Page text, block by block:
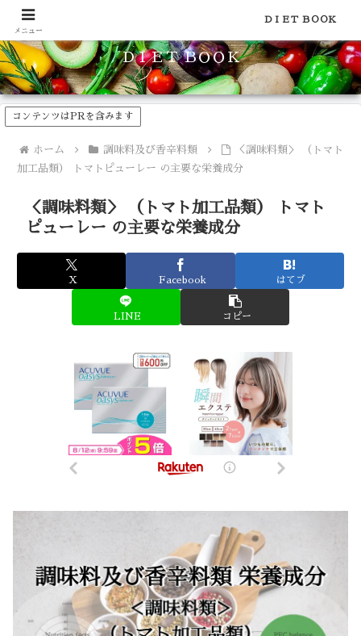
食品のカロリーや糖質などの栄養素がわかる！健康やダイエットに
ＤＩＥＴ ＢＯＯＫ
コンテンツはPRを含みます
ホーム 調味料及び香辛料類
＜調味料類＞ （トマト
加工品類） トマトピューレー の主要な栄養成分
＜調味料類＞ （トマト加工品類） トマト
ピューレー の主要な栄養成分
X Facebook はてブ
LINE コピー
メニュー
ＤＩＥＴ ＢＯＯＫ